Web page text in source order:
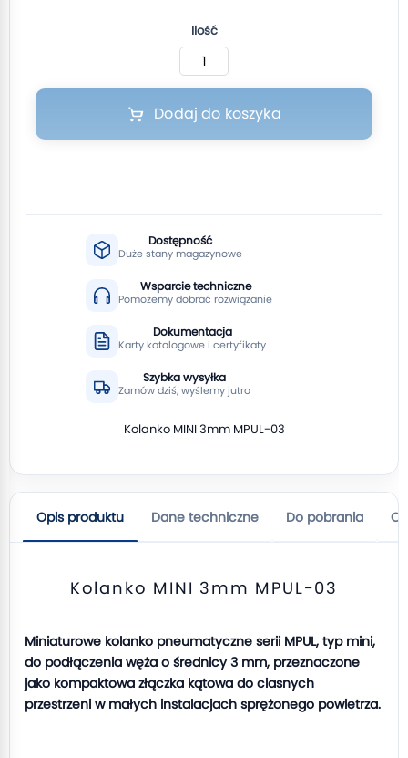
Ilość
Dodaj do koszyka
Dostępność
Duże stany magazynowe
Wsparcie techniczne
Pomożemy dobrać rozwiązanie
Dokumentacja
Karty katalogowe i certyfikaty
Szybka wysyłka
Zamów dziś, wyślemy jutro
Kolanko MINI 3mm MPUL-03
Opis produktu Dane techniczne Do pobrania
Kolanko MINI 3mm MPUL-03
Miniaturowe kolanko pneumatyczne serii MPUL, typ mini,
do podłączenia węża o średnicy 3 mm, przeznaczone
jako kompaktowa złączka kątowa do ciasnych
przestrzeni w małych instalacjach sprężonego powietrza.